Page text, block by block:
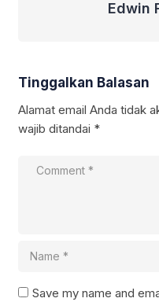
Edwin
Tinggalkan Balasan
Alamat email Anda tidak
wajib ditandai *
Save my name and